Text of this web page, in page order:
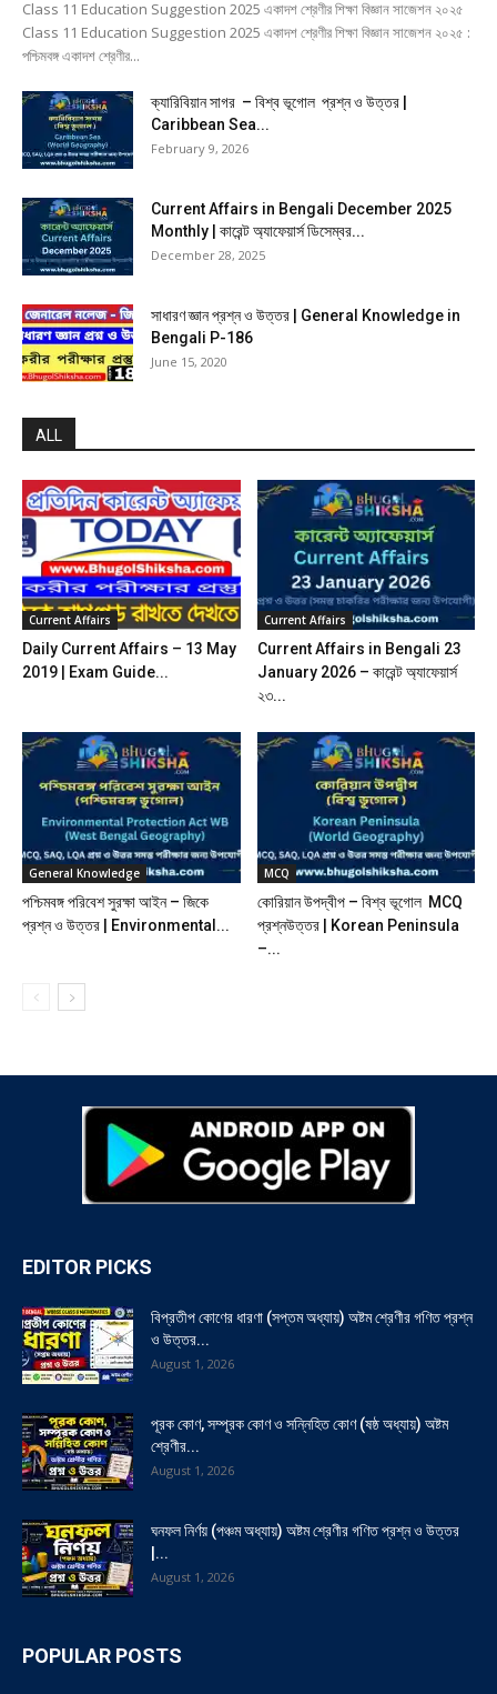
Class 11 Education Suggestion 2025 একাদশ শ্রেণীর শিক্ষা বিজ্ঞান সাজেশন ২০২৫
Class 11 Education Suggestion 2025 একাদশ শ্রেণীর শিক্ষা বিজ্ঞান সাজেশন ২০২৫ :
পশ্চিমবঙ্গ একাদশ শ্রেণীর...
ক্যারিবিয়ান সাগর – বিশ্ব ভূগোল প্রশ্ন ও উত্তর |
Caribbean Sea...
February 9, 2026
Current Affairs in Bengali December 2025
Monthly | কারেন্ট অ্যাফেয়ার্স ডিসেম্বর...
December 28, 2025
সাধারণ জ্ঞান প্রশ্ন ও উত্তর | General Knowledge in
Bengali P-186
June 15, 2020
ALL
Current Affairs
Daily Current Affairs – 13 May
2019 | Exam Guide...
Current Affairs
Current Affairs in Bengali 23
January 2026 – কারেন্ট অ্যাফেয়ার্স
২৩...
General Knowledge
পশ্চিমবঙ্গ পরিবেশ সুরক্ষা আইন – জিকে
প্রশ্ন ও উত্তর | Environmental...
MCQ
কোরিয়ান উপদ্বীপ – বিশ্ব ভূগোল MCQ
প্রশ্নউত্তর | Korean Peninsula
–...
EDITOR PICKS
বিপ্রতীপ কোণের ধারণা (সপ্তম অধ্যায়) অষ্টম শ্রেণীর গণিত প্রশ্ন
ও উত্তর...
August 1, 2026
পূরক কোণ, সম্পূরক কোণ ও সন্নিহিত কোণ (ষষ্ঠ অধ্যায়) অষ্টম
শ্রেণীর...
August 1, 2026
ঘনফল নির্ণয় (পঞ্চম অধ্যায়) অষ্টম শ্রেণীর গণিত প্রশ্ন ও উত্তর
|...
August 1, 2026
POPULAR POSTS